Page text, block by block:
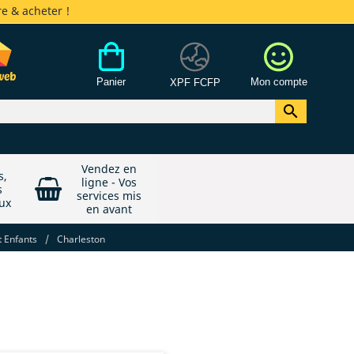
& acheter !
Panier XPF FCFP Mon compte

Vendez en
ligne - Vos
services mis
en avant
Enfants / Charleston